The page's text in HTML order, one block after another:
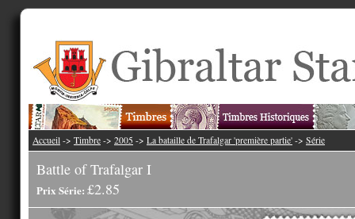
Accueil -> Timbre -> 2005 -> La bataille de Trafalgar 'première partie' -> Série
Battle of Trafalgar I
Prix Série: £2.85